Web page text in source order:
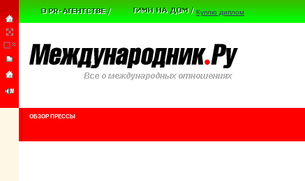
Куплю диплом
ОБЗОР ПРЕССЫ